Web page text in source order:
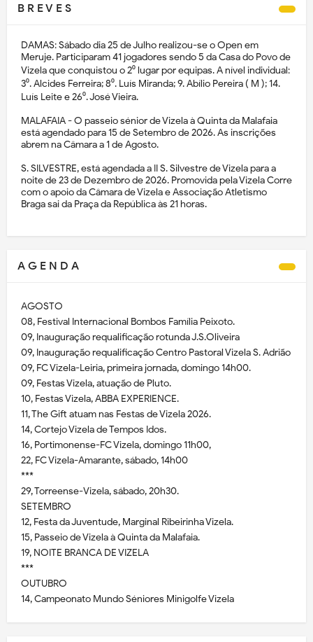
B R E V E S
DAMAS: Sábado dia 25 de Julho realizou-se o Open em
Meruje. Participaram 41 jogadores sendo 5 da Casa do Povo de
Vizela que conquistou o 2⁰ lugar por equipas. A nível individual:
3⁰. Alcides Ferreira; 8⁰. Luís Miranda; 9. Abílio Pereira ( M ); 14.
Luís Leite e 26⁰. José Vieira.
MALAFAIA - O passeio sénior de Vizela à Quinta da Malafaia
está agendado para 15 de Setembro de 2026. As inscrições
abrem na Câmara a 1 de Agosto.
S. SILVESTRE, está agendada a II S. Silvestre de Vizela para a
noite de 23 de Dezembro de 2026. Promovida pela Vizela Corre
com o apoio da Câmara de Vizela e Associação Atletismo
Braga sai da Praça da República às 21 horas.
A G E N D A
AGOSTO
08, Festival Internacional Bombos Família Peixoto.
09, Inauguração requalificação rotunda J.S.Oliveira
09, Inauguração requalificação Centro Pastoral Vizela S. Adrião
09, FC Vizela-Leiria, primeira jornada, domingo 14h00.
09, Festas Vizela, atuação de Pluto.
10, Festas Vizela, ABBA EXPERIENCE.
11, The Gift atuam nas Festas de Vizela 2026.
14, Cortejo Vizela de Tempos Idos.
16, Portimonense-FC Vizela, domingo 11h00,
22, FC Vizela-Amarante, sábado, 14h00
***
29, Torreense-Vizela, sábado, 20h30.
SETEMBRO
12, Festa da Juventude, Marginal Ribeirinha Vizela.
15, Passeio de Vizela à Quinta da Malafaia.
19, NOITE BRANCA DE VIZELA
***
OUTUBRO
14, Campeonato Mundo Séniores Minigolfe Vizela